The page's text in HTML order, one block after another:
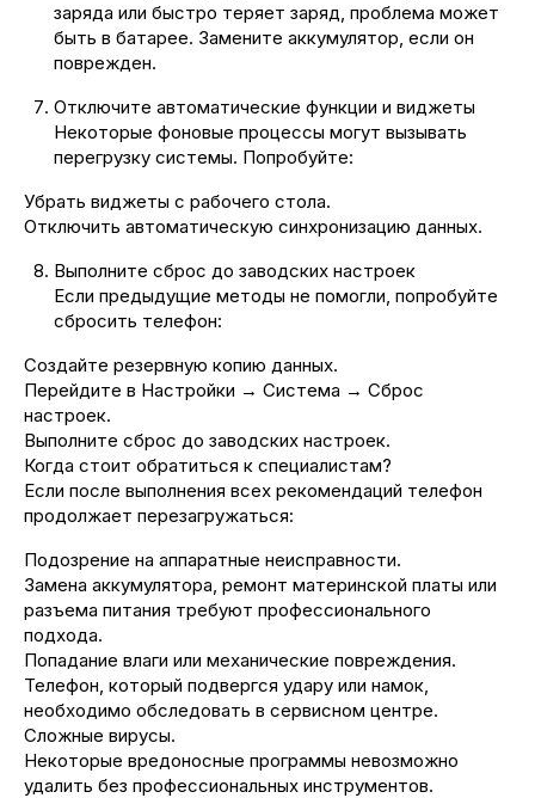
заряда или быстро теряет заряд, проблема может
быть в батарее. Замените аккумулятор, если он
поврежден.
Отключите автоматические функции и виджеты
Некоторые фоновые процессы могут вызывать
перегрузку системы. Попробуйте:
Убрать виджеты с рабочего стола.
Отключить автоматическую синхронизацию данных.
Выполните сброс до заводских настроек
Если предыдущие методы не помогли, попробуйте
сбросить телефон:
Создайте резервную копию данных.
Перейдите в Настройки → Система → Сброс
настроек.
Выполните сброс до заводских настроек.
Когда стоит обратиться к специалистам?
Если после выполнения всех рекомендаций телефон
продолжает перезагружаться:
Подозрение на аппаратные неисправности.
Замена аккумулятора, ремонт материнской платы или
разъема питания требуют профессионального
подхода.
Попадание влаги или механические повреждения.
Телефон, который подвергся удару или намок,
необходимо обследовать в сервисном центре.
Сложные вирусы.
Некоторые вредоносные программы невозможно
удалить без профессиональных инструментов.